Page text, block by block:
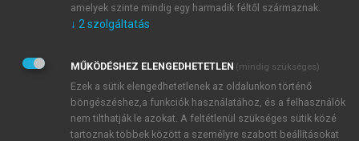
Kérek értesítést a MeRSZ újdonságairól, akcióiról.
Kérek értesítést az Akadémiai Kiadó Zrt. újdonságairól,
Adatkezelési tájékoztatóbanfoglaltakat tudomásul
veszem és elfogadom.
Általános vásárlási feltételeket, valamint a szotar.netés a
mersz.huoldalak licencszerződéseiben foglaltakat
tudomásul veszem és elfogadom.
amelyek szinte mindig egy harmadik féltől származnak.
↓ 2 szolgáltatás
MŰKÖDÉSHEZ ELENGEDHETETLEN (mindig szükséges)
Ezek a sütik elengedhetetlenek az oldalunkon történő
böngészéshez,a funkciók használatához, és a felhasználók
nem tilthatják le azokat. A feltétlenül szükséges sütik közé
tartoznak többek között a személyre szabott beállításokat